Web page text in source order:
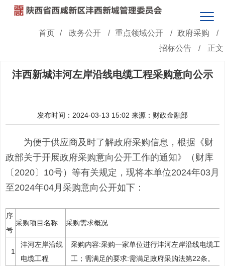
首页 / 政务公开 / 重点领域公开 / 政府采购
/
招标公告
/ 正文
沣西新城沣河左岸沿线电缆工程采购意向公示
发布时间：2024-03-13 15:02 来源：财政金融部
为便于供应商及时了解政府采购信息，根据《财
政部关于开展政府采购意向公开工作的通知》（财库
〔2020〕10号）等有关规定，现将本单位2024年03月
至2024年04月采购意向公开如下：
序
号
采购项目名称 采购需求概况
1
沣河左岸沿线
电缆工程
采购内容:采购一家单位进行沣河左岸沿线电缆工
工；需满足的要求:需满足政府采购法第22条。